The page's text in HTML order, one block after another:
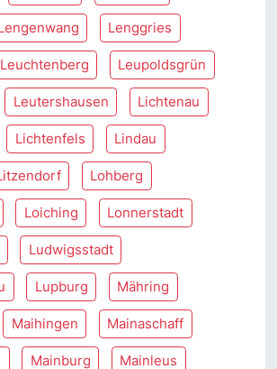
Lenggries
Leuchtenberg Leupoldsgrün
Leutershausen Lichtenau
Lichtenfels Lindau
Lohberg
Loiching Lonnerstadt
Ludwigsstadt
Lupburg Mähring
Maihingen Mainaschaff
Mainburg Mainleus